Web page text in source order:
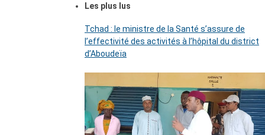
Les plus lus
Tchad : le ministre de la Santé s’assure de
l’effectivité des activités à l’hôpital du district
d’Aboudeïa